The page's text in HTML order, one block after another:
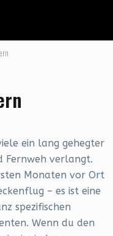
ein lang gehegter
Fernweh verlangt.
Monaten vor Ort
– es ist eine
spezifischen
Wenn du den